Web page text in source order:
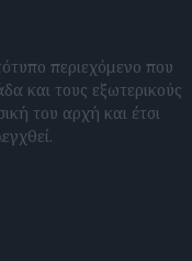
περιεχόμενο που
και τους εξωτερικούς
του αρχή και έτσι